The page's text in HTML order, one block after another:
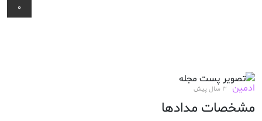
ادمین 3 سال پیش
0
مشخصات مدادها